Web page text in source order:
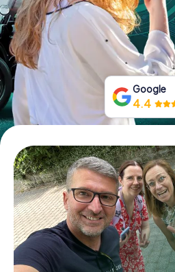
Gutscheine
Google
4.4